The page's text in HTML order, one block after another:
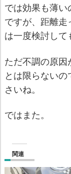
では効果も薄い
ですが、距離走
は一度検討して
ただ不調の原因
とは限らない
さいね。
ではまた。
関連